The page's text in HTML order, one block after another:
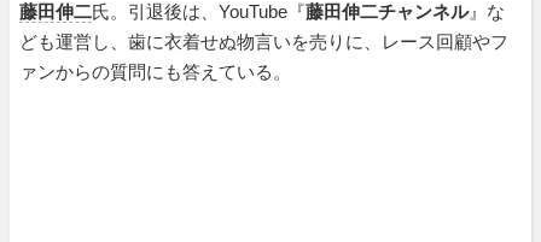
藤田伸二氏。引退後は、YouTube『藤田伸二チャンネル』な
ども運営し、歯に衣着せぬ物言いを売りに、レース回顧やフ
ァンからの質問にも答えている。